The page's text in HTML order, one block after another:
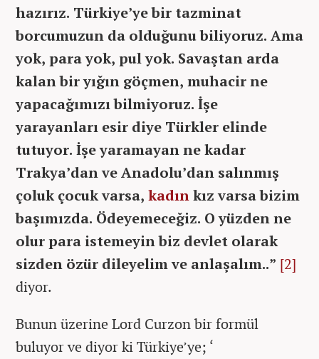
hazırız. Türkiye’ye bir tazminat
borcumuzun da olduğunu biliyoruz. Ama
yok, para yok, pul yok. Savaştan arda
kalan bir yığın göçmen, muhacir ne
yapacağımızı bilmiyoruz. İşe
yarayanları esir diye Türkler elinde
tutuyor. İşe yaramayan ne kadar
Trakya’dan ve Anadolu’dan salınmış
çoluk çocuk varsa, kadınkız varsa bizim
başımızda. Ödeyemeceğiz. O yüzden ne
olur para istemeyin biz devlet olarak
sizden özür dileyelim ve anlaşalım..” [2]
diyor.
Bunun üzerine Lord Curzon bir formül
buluyor ve diyor ki Türkiye’ye; ‘